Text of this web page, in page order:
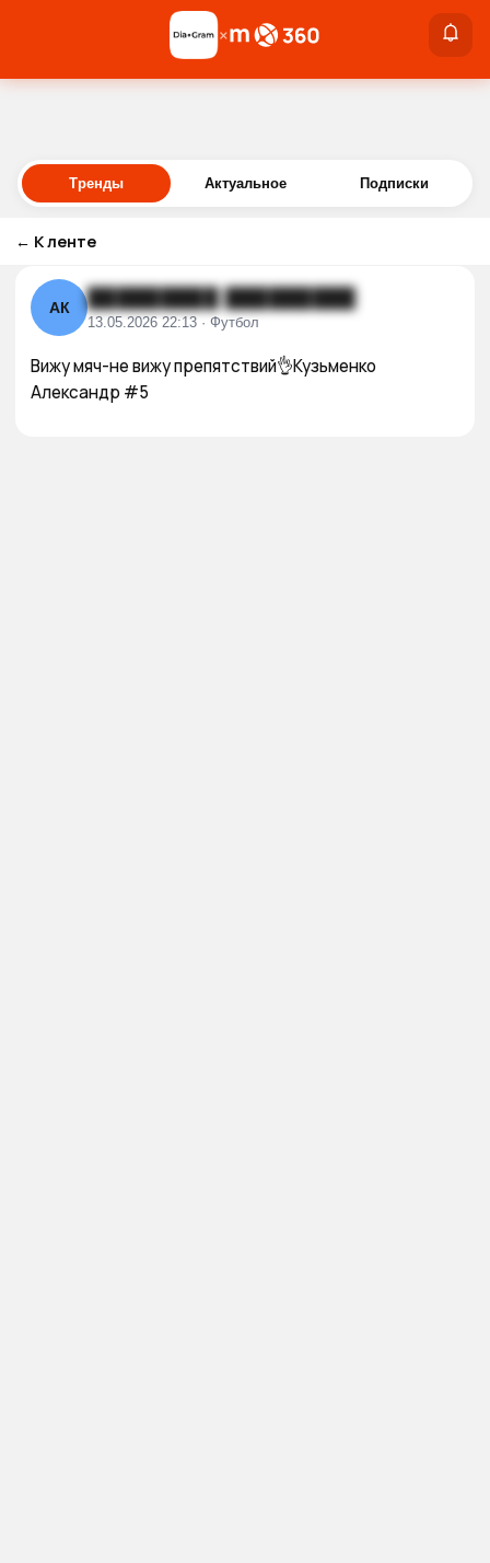
Войти
×
Тренды Актуальное Подписки
← К ленте
АК █████████ █████████
13.05.2026 22:13 · Футбол
Вижу мяч-не вижу препятствий👌Кузьменко
Александр #5